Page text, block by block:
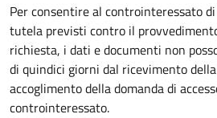
Per consentire al controinteressato
tutela previsti contro il
richiesta, i dati e documenti non
di quindici giorni dal ricevimento
accoglimento della domanda di
controinteressato.